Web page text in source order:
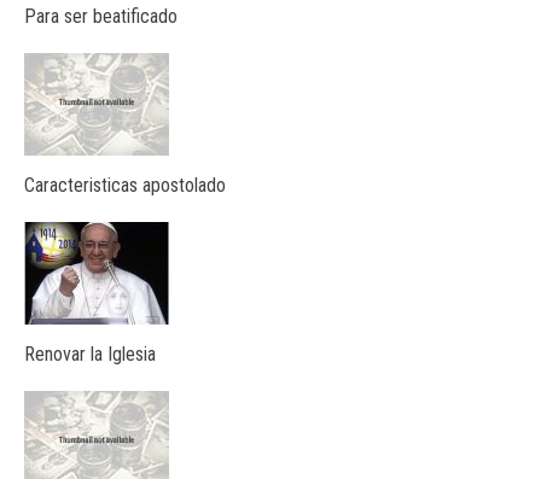
Para ser beatificado
Caracteristicas apostolado
Renovar la Iglesia